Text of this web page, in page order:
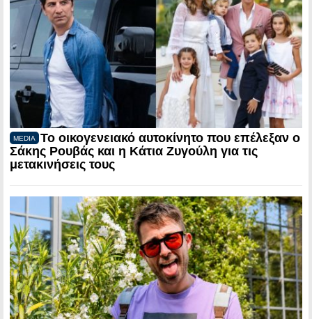
MEDIA
Το οικογενειακό αυτοκίνητο που επέλεξαν ο
Σάκης Ρουβάς και η Κάτια Ζυγούλη για τις
μετακινήσεις τους